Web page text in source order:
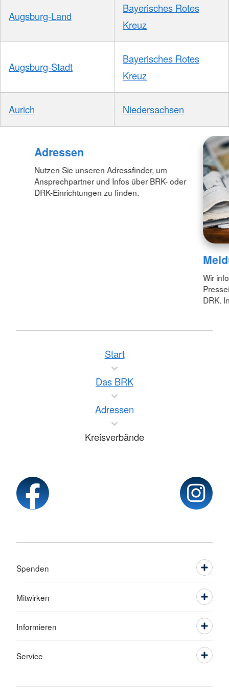
Augsburg-Land
Bayerisches Rotes
Kreuz
Augsburg-Stadt
Bayerisches Rotes
Kreuz
Aurich Niedersachsen
Adressen
Nutzen Sie unseren Adressfinder, um
Ansprechpartner und Infos über BRK- oder
DRK-Einrichtungen zu finden.
Wir
DRK.
Start
Das BRK
Adressen
Kreisverbände
Spenden
Mitwirken
Informieren
Service